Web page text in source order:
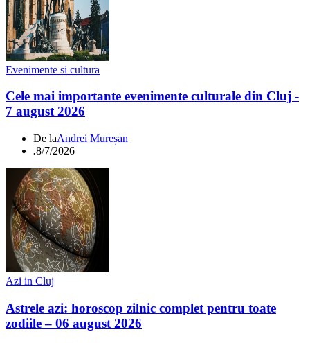
Evenimente si cultura
Cele mai importante evenimente culturale din Cluj -
7 august 2026
De laAndrei Mureșan
.8/7/2026
Azi in Cluj
Astrele azi: horoscop zilnic complet pentru toate
zodiile – 06 august 2026